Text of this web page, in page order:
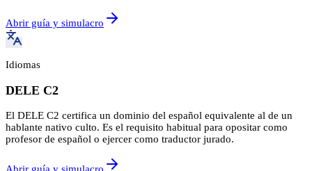
Abrir guía y simulacro
Idiomas
DELE C2
El DELE C2 certifica un dominio del español equivalente al de un
hablante nativo culto. Es el requisito habitual para opositar como
profesor de español o ejercer como traductor jurado.